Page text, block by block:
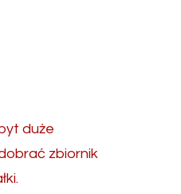
duże
zbiornik